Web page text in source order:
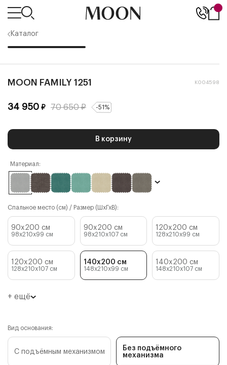
Каталог
MOON FAMILY 1251 К004598
34 950 ₽ 70 650₽ -51 %
В корзину
Материал:
Спальное место (см) / Размер (ШхГхВ):
90x200 см
98x210x99 см
90x200 см
98x210x107см
120x200 см
128x210x99 см
120x200 см
128x210x107 см
140x200 см
148x210x99 см
140x200 см
148x210x107 см
+ ещё
Вид основания:
С подъёмным механизмом
Без подъёмного
механизма